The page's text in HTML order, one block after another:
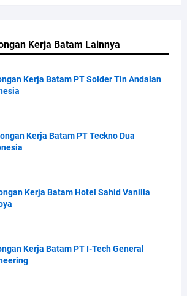
Kerja Batam Lainnya
Kerja Batam PT Solder Tin Andalan
Kerja Batam PT Teckno Dua
Kerja Batam Hotel Sahid Vanilla
Kerja Batam PT I-Tech General